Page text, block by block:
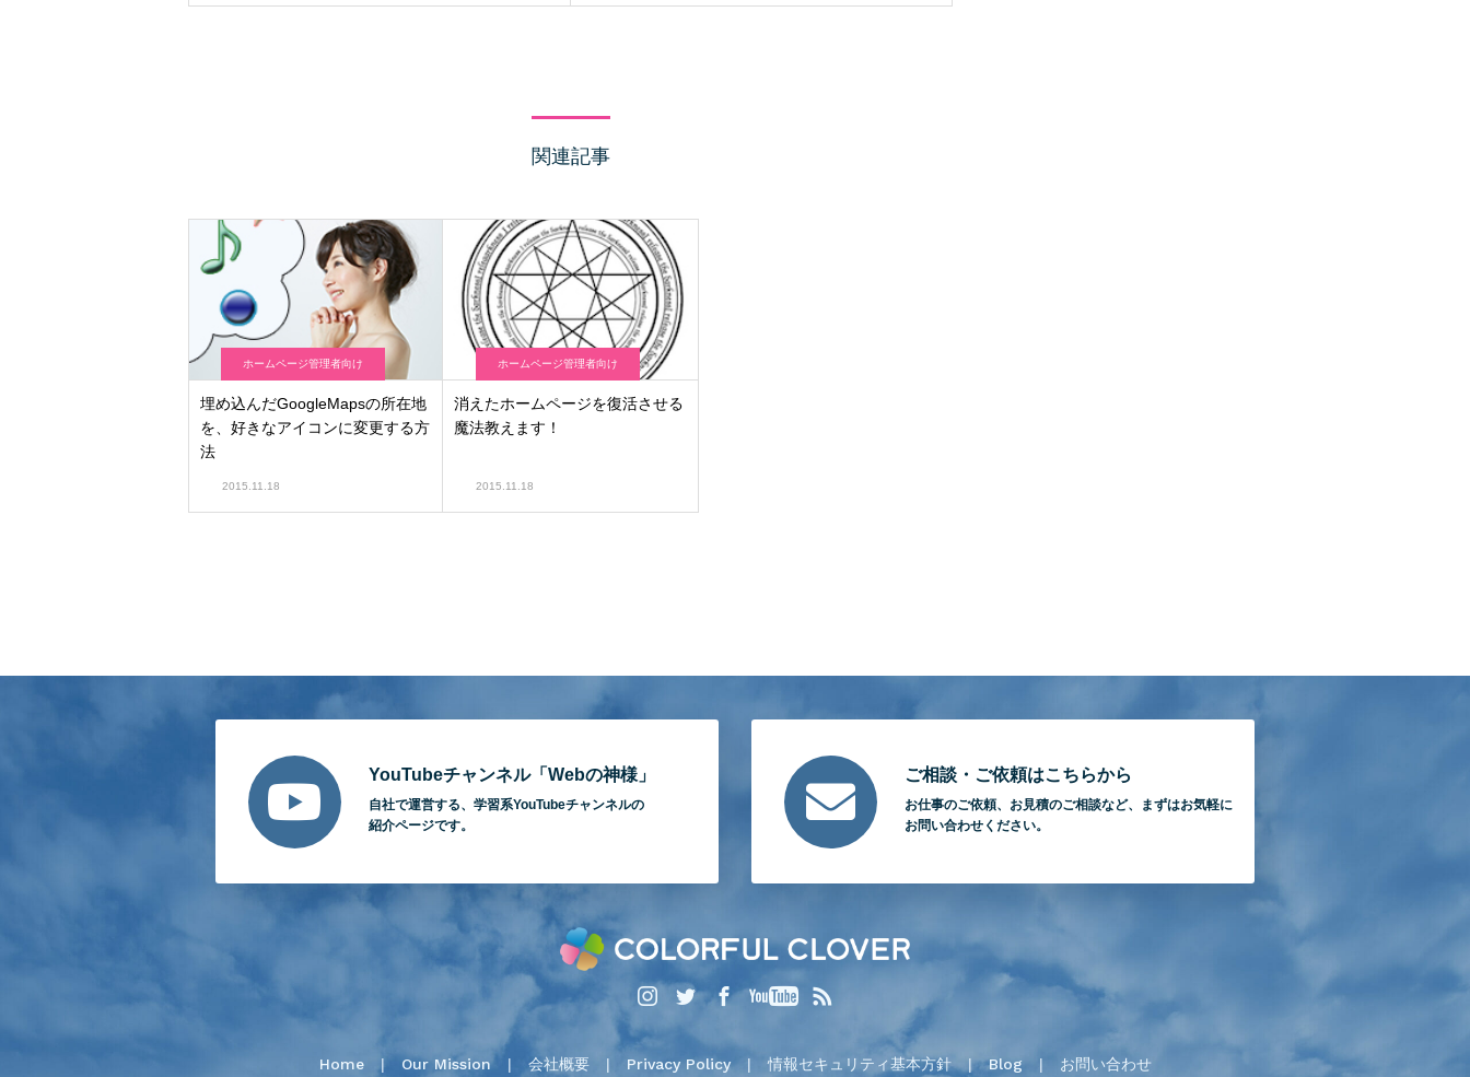
関連記事
ホームページ管理者向け
埋め込んだGoogleMapsの所在地
を、好きなアイコンに変更する方
法
2015.11.18
ホームページ管理者向け
消えたホームページを復活させる
魔法教えます！
2015.11.18
YouTubeチャンネル「Webの神様」
自社で運営する、 学習系YouTubeチャンネルの
紹介ページです。
ご相談・ご依頼はこちらから
お仕事のご依頼、 お見積のご相談など、
まずはお気軽に
お問い合わせください。
Home Our Mission 会社概要 Privacy Policy 情報セキュリティ基本方針 Blog お問い合わせ